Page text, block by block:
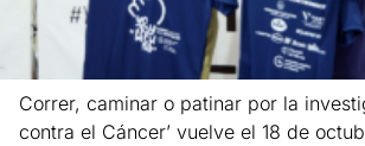
Correr, caminar o patinar por la
contra el Cáncer’ vuelve el 18 de